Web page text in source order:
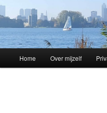
Skip
Home Over mijzelf